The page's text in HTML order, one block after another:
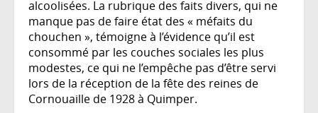
alcoolisées. La rubrique des faits divers, qui ne
manque pas de faire état des « méfaits du
chouchen », témoigne à l’évidence qu’il est
consommé par les couches sociales les plus
modestes, ce qui ne l’empêche pas d’être servi
lors de la réception de la fête des reines de
Cornouaille de 1928 à Quimper.